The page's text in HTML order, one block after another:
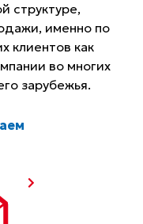
структуре,
именно по
клиентов как
во многих
зарубежья.